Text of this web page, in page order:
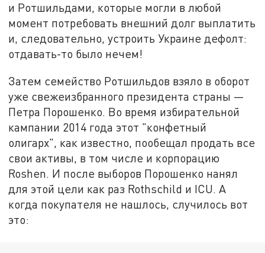
и Ротшильдами, которые могли в любой
момент потребовать внешний долг выплатить
и, следовательно, устроить Украине дефолт:
отдавать-то было нечем!
Затем семейство Ротшильдов взяло в оборот
уже свежеизбранного президента страны —
Петра Порошенко. Во время избирательной
кампании 2014 года этот "конфетный
олигарх", как известно, пообещал продать все
свои активы, в том числе и корпорацию
Roshen. И после выборов Порошенко нанял
для этой цели как раз Rothschild и ICU. А
когда покупателя не нашлось, случилось вот
это: